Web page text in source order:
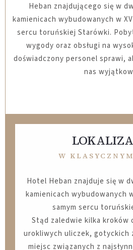
Heban znajdującego się w
kamienicach wybudowanych w
sercu toruńskiej Starówki.
wygody oraz obsługi na
doświadczony personel sprawi,
nas
W
Hotel Heban znajduje się w
kamienicach wybudowanych
samym sercu
Stąd zaledwie kilka kroków
urokliwych uliczek, gotyckich
miejsc związanych z